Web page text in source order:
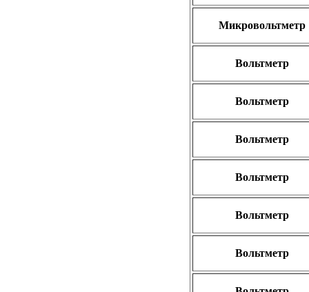
Микровольтметр
Вольтметр
Вольтметр
Вольтметр
Вольтметр
Вольтметр
Вольтметр